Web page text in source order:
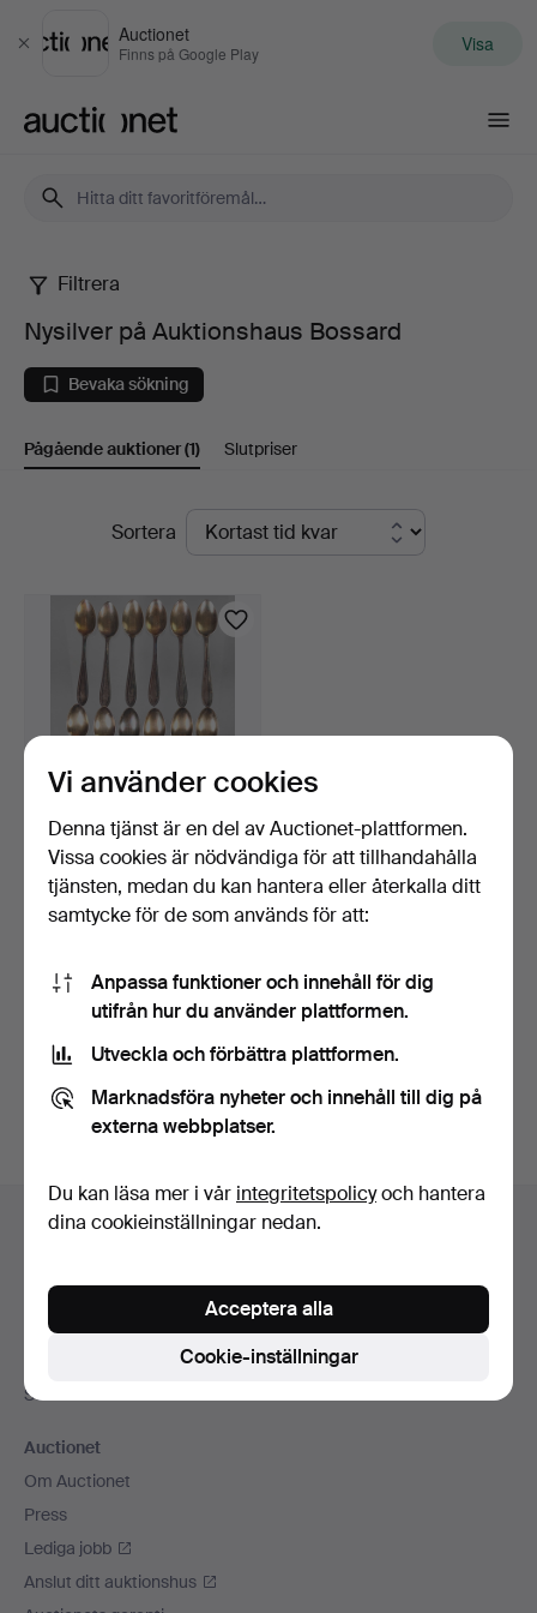
Stäng
Auctionet
Finns på Google Play Visa
Nysilver
på
Auktionshaus
Bossard
Filtrera
Nysilver på Auktionshaus Bossard
Bevaka sökning
Pågående auktioner(1) Slutpriser
PågåendeSortera
12 gamla mockaskedar
WMF.
Bevaka sökning
Du kan också söka i vårt arkiv med avslutade auktioner
Sidfotsnavigation
Hjälp och kontakt
Alla auktionshus
Betalningsalternativ
Sociala medier
Auctionet
Om Auctionet
Press
Lediga jobb
Anslut ditt auktionshus
Vi använder cookies
Denna tjänst är en del av Auctionet-plattformen.
Vissa cookies är nödvändiga för att tillhandahålla
tjänsten, medan du kan hantera eller återkalla ditt
samtycke för de som används för att:
Anpassa funktioner och innehåll för dig
utifrån hur du använder plattformen.
Utveckla och förbättra plattformen.
Marknadsföra nyheter och innehåll till dig på
externa webbplatser.
Du kan läsa mer i vår integritetspolicyoch hantera
dina cookieinställningar nedan.
Cookie-inställningar
Acceptera alla